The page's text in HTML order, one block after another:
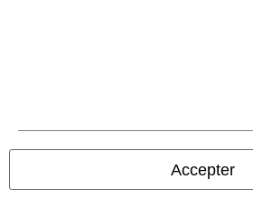
Accepter
Alle priser er inkl. moms. Oplyst
garanteret.
© 1986-2026 E.M.P. Merchandising HGmbH